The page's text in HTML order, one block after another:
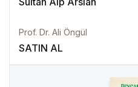
Prof. Dr. Ali Öngül
SATIN AL